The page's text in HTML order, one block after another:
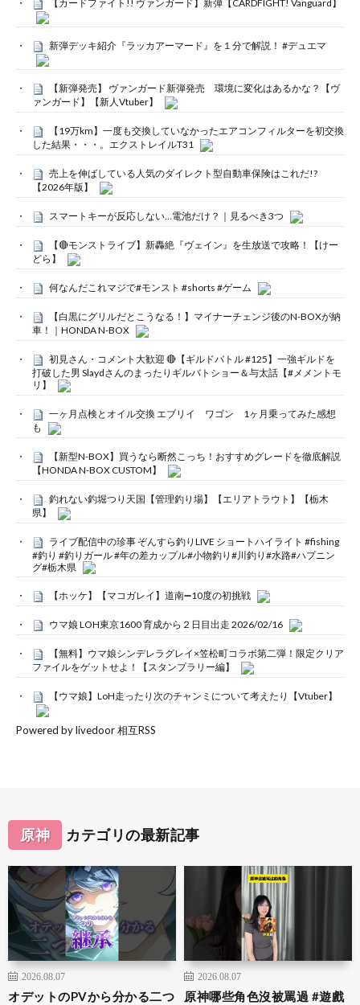
【カードファイト!! ヴァンガード】新弾【CARDFIGHT! Vanguard】
新弾デッキ紹介『ラッカアーマード』を１分で解説！ #デュエマ
【新弾発売】 ヴァンガード新弾発売 環境に変化はあるかな？【ヴ
ァンガード】【新人Vtuber】
【19万km】一度も交換していなかったエアコンフィルターを初交換
した結果・・・。エクストレイルT31
売上を伸ばしている人気のダイレクト型自動車保険はこれだ!?
【2026年版】
スマートキーが反応しない…電池だけ？｜見るべき3つ
【🔴モンストライブ】新轟絶『ヴェイン』を生放送で攻略！【けー
どら】
何なんだこれマジで#モンスト #shorts #ゲーム
【白黒にグリルだとこうなる！】マイナーチェンジ後のN-BOXが納
車！｜HONDA N-BOX
初見さん・コメント大歓迎 🔴【ギルドバトル #125】一強ギルドを
打破した男 Slaydさんのまったりギルバトショー＆与太話【#メメントモ
リ】
一ヶ月点検とオイル交換 エブリイ ワゴン 1ヶ月乗ってみた感想
も
【新型N-BOX】買うなら断然こっち！おすすめグレードを徹底解説
【HONDA N-BOX CUSTOM】
釣れない釣堀つり天国【管理釣り場】【エリアトラウト】【栃木
県】
ライブ配信中の珍事 ぞんすら釣りLIVE ショートハイライト #fishing
#釣り #釣りガール #年の差カップル#小物釣り#川釣り#水路#ハプニン
グ#栃木県
【ホッケ】【マコガレイ】道南➖10度の初挑戦
ウマ娘 LOH東京1600 育成から２日目出走 2026/02/16
【無料】ウマ娘シンデレラグレイ×笠松町コラボ第二弾！限定クリア
ファイルをゲットせよ！【スタンプラリー編】
【ウマ娘】LoH走ったり次のチャンミについて考えたり【Vtuber】
Powered by livedoor 相互RSS
原神 カテゴリの最新記事
2026.08.07
オデットのPVから分かる二つ
2026.08.07
原神哪些角色沒被罵過 #遊戲